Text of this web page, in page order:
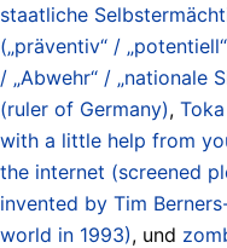
staatliche
(„präventiv“ /
/ „Abwehr“ / „nationale
(ruler of Germany),
with a little help from
the internet (screened
invented by Tim
world in 1993), und